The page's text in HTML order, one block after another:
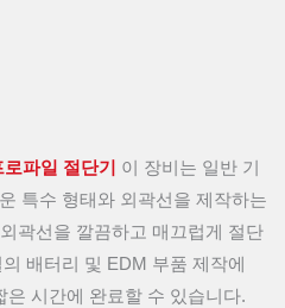
파일 절단기
이 장비는 일반 기
특수 형태와 외곽선을 제작하는
곽선을 깔끔하고 매끄럽게 절단
배터리 및 EDM 부품 제작에
시간에 완료할 수 있습니다.